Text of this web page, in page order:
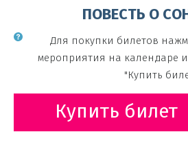
ПОВЕСТЬ О
Для покупки билетов
мероприятия на календаре
"Купить
Купить билет